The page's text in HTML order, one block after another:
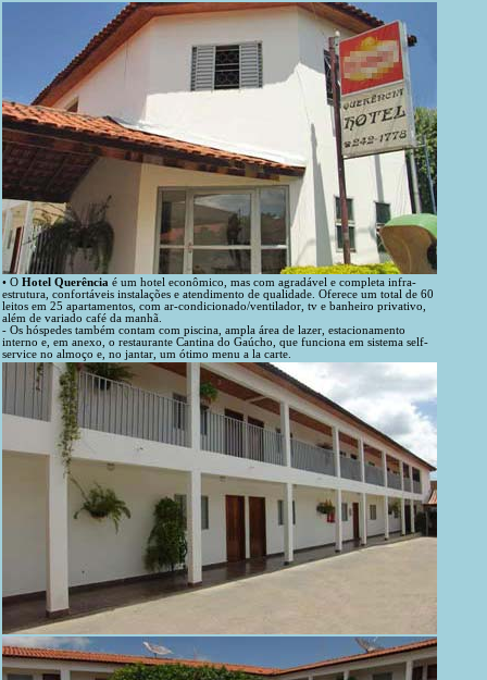
• O Hotel Querência é um hotel econômico, mas com agradável e completa infra-
estrutura, confortáveis instalações e atendimento de qualidade. Oferece um total de 60
leitos em 25 apartamentos, com ar-condicionado/ventilador, tv e banheiro privativo,
além de variado café da manhã.
- Os hóspedes também contam com piscina, ampla área de lazer, estacionamento
interno e, em anexo, o restaurante Cantina do Gaúcho, que funciona em sistema self-
service no almoço e, no jantar, um ótimo menu a la carte.